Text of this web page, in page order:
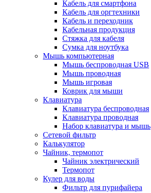
Кабель для смартфона
Кабель для оргтехники
Кабель и переходник
Кабельная продукция
Стяжка для кабеля
Сумка для ноутбука
Мышь компьютерная
Мышь беспроводная USB
Мышь проводная
Мышь игровая
Коврик для мыши
Клавиатура
Клавиатура беспроводная
Клавиатура проводная
Набор клавиатура и мышь
Сетевой фильтр
Калькулятор
Чайник, термопот
Чайник электрический
Термопот
Кулер для воды
Фильтр для пурифайера